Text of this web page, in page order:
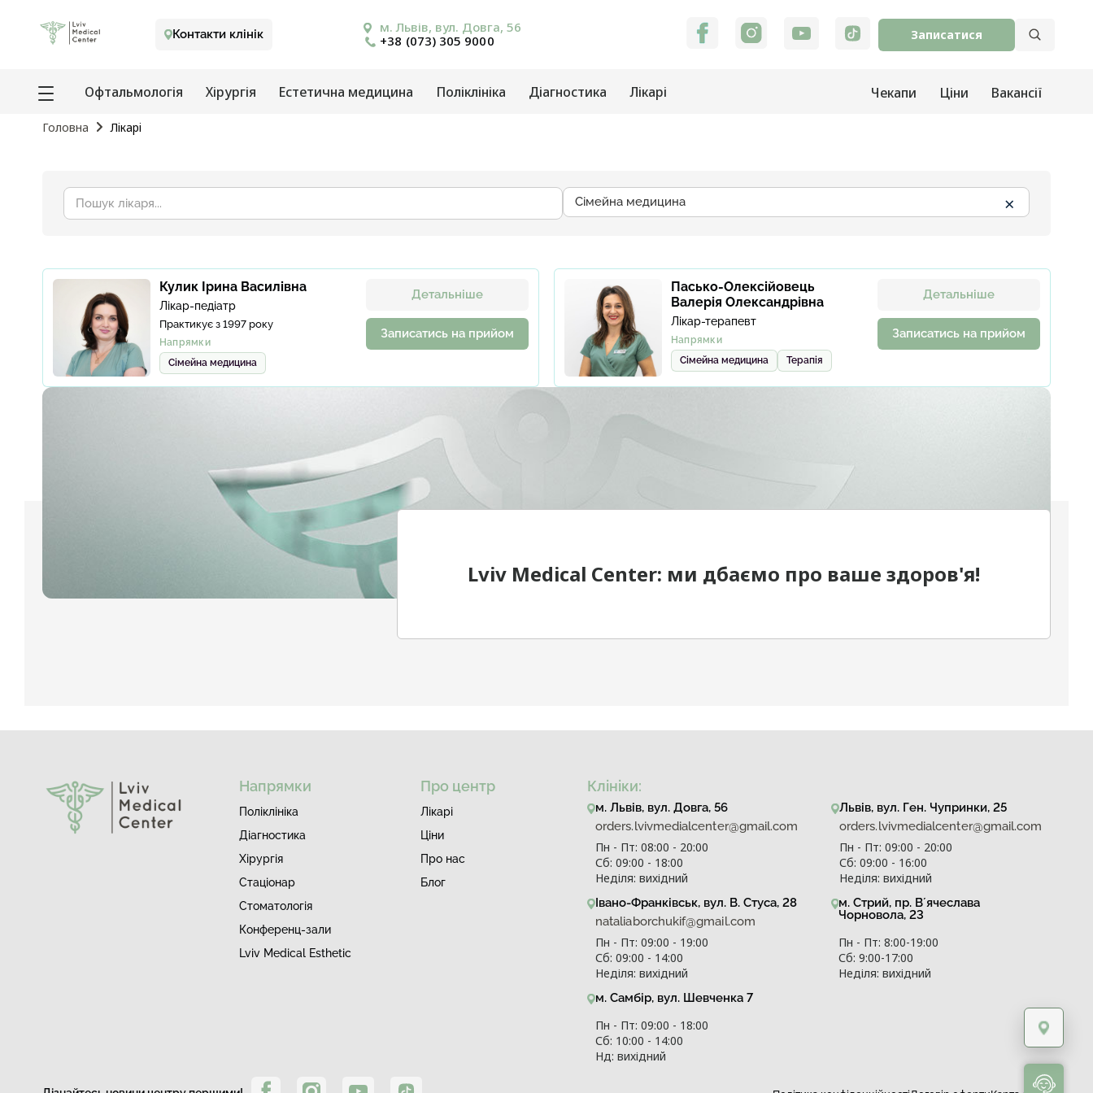
Контакти клінік
м. Львів, вул. Довга, 56
+38 (073) 305 9000
Записатися
Офтальмологія Хірургія Естетична медицина Поліклініка Діагностика Лікарі Чекапи Ціни Вакансії
Головна Лiкарi
Пошук
лікаря
Сімейна медицина ×
Кулик Ірина Василівна
Лікар-педіатр
Практикує з 1997 року
Напрямки
Сімейна медицина
Детальніше
Записатись на прийом
Пасько-Олексійовець
Валерія Олександрівна
Лікар-терапевт
Напрямки
Сімейна медицина
Терапія
Детальніше
Записатись на прийом
Lviv Medical Center: ми дбаємо про ваше здоров'я!
Напрямки
Поліклініка
Діагностика
Хірургія
Стаціонар
Стоматологія
Конференц-зали
Lviv Medical Esthetic
Про центр
Лiкарi
Ціни
Про нас
Блог
Клініки:
м. Львів, вул. Довга, 56
orders.lvivmedialcenter@gmail.com
Пн - Пт: 08:00 - 20:00
Сб: 09:00 - 18:00
Неділя: вихідний
Львів, вул. Ген. Чупринки, 25
orders.lvivmedialcenter@gmail.com
Пн - Пт: 09:00 - 20:00
Сб: 09:00 - 16:00
Неділя: вихідний
Івано-Франківськ, вул. В. Стуса, 28
nataliaborchukif@gmail.com
Пн - Пт: 09:00 - 19:00
Сб: 09:00 - 14:00
Неділя: вихідний
м. Стрий, пр. Вʼячеслава
Чорновола, 23
Пн - Пт: 8:00-19:00
Сб: 9:00-17:00
Неділя: вихідний
м. Самбір, вул. Шевченка 7
Пн - Пт: 09:00 - 18:00
Сб: 10:00 - 14:00
Нд: вихідний